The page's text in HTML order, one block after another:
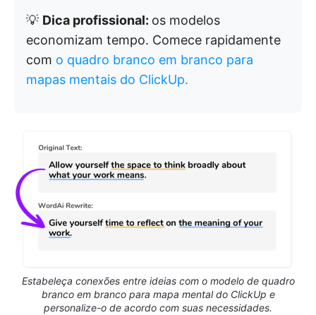
💡 Dica profissional: os modelos
economizam tempo. Comece rapidamente
com o quadro branco em branco para
mapas mentais do ClickUp.
Estabeleça conexões entre ideias com o modelo de quadro
branco em branco para mapa mental do ClickUp e
personalize-o de acordo com suas necessidades.